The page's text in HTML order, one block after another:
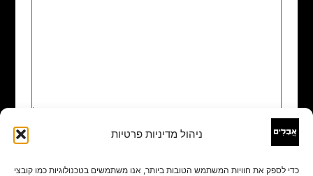
ניהול מדיניות פרטיות
כדי לספק את חוויות המשתמש הטובות ביותר, אנו משתמשים בטכנולוגיות כמו קובצי
שם